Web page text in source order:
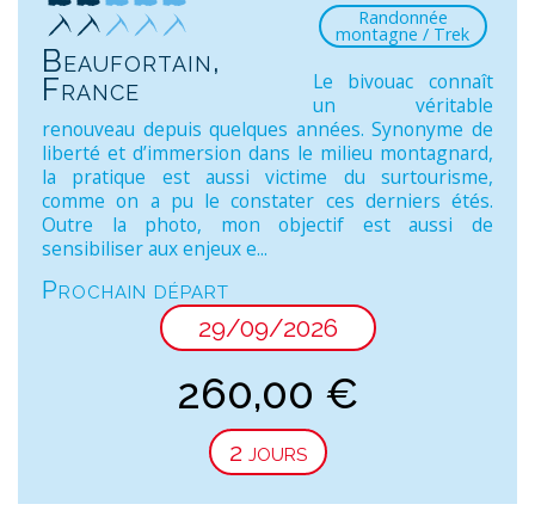
Beaufortain,
France
Randonnée
montagne / Trek
Le bivouac connaît
un véritable
renouveau depuis quelques années. Synonyme de
liberté et d’immersion dans le milieu montagnard,
la pratique est aussi victime du surtourisme,
comme on a pu le constater ces derniers étés.
Outre la photo, mon objectif est aussi de
sensibiliser aux enjeux e...
Prochain départ
29/09/2026
260,00 €
2 jours